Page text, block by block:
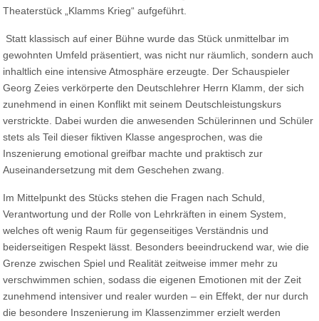
Theaterstück „Klamms Krieg“ aufgeführt.
Statt klassisch auf einer Bühne wurde das Stück unmittelbar im
gewohnten Umfeld präsentiert, was nicht nur räumlich, sondern auch
inhaltlich eine intensive Atmosphäre erzeugte. Der Schauspieler
Georg Zeies verkörperte den Deutschlehrer Herrn Klamm, der sich
zunehmend in einen Konflikt mit seinem Deutschleistungskurs
verstrickte. Dabei wurden die anwesenden Schülerinnen und Schüler
stets als Teil dieser fiktiven Klasse angesprochen, was die
Inszenierung emotional greifbar machte und praktisch zur
Auseinandersetzung mit dem Geschehen zwang.
Im Mittelpunkt des Stücks stehen die Fragen nach Schuld,
Verantwortung und der Rolle von Lehrkräften in einem System,
welches oft wenig Raum für gegenseitiges Verständnis und
beiderseitigen Respekt lässt. Besonders beeindruckend war, wie die
Grenze zwischen Spiel und Realität zeitweise immer mehr zu
verschwimmen schien, sodass die eigenen Emotionen mit der Zeit
zunehmend intensiver und realer wurden – ein Effekt, der nur durch
die besondere Inszenierung im Klassenzimmer erzielt werden